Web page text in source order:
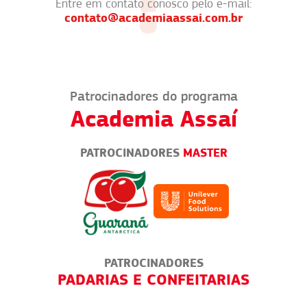
Entre em contato conosco pelo e-mail:
contato@academiaassai.com.br
Patrocinadores do programa
Academia Assaí
PATROCINADORES MASTER
PATROCINADORES
PADARIAS E CONFEITARIAS